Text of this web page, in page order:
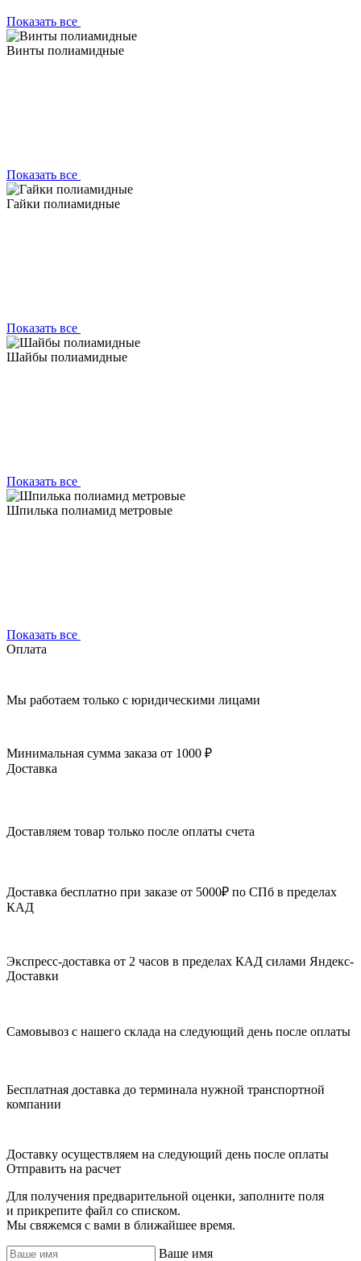
Показать все
Винты полиамидные
Показать все
Гайки полиамидные
Показать все
Шайбы полиамидные
Показать все
Шпилька полиамид метровые
Показать все
Оплата
Мы работаем только с юридическими лицами
Минимальная сумма заказа от 1000 ₽
Доставка
Доставляем товар только после оплаты счета
Доставка бесплатно при заказе от 5000₽ по СПб в пределах
КАД
Экспресс-доставка от 2 часов в пределах КАД силами Яндекс-
Доставки
Самовывоз с нашего склада на следующий день после оплаты
Бесплатная доставка до терминала нужной транспортной
компании
Доставку осуществляем на следующий день после оплаты
Отправить на расчет
Для получения предварительной оценки, заполните поля
и прикрепите файл со списком.
Мы свяжемся с вами в ближайшее время.
Ваше имя